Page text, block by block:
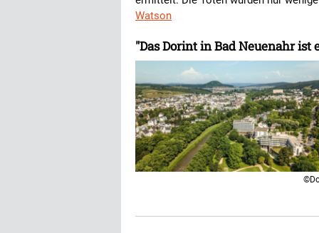
Watson
"Das Dorint in Bad Neuenahr ist